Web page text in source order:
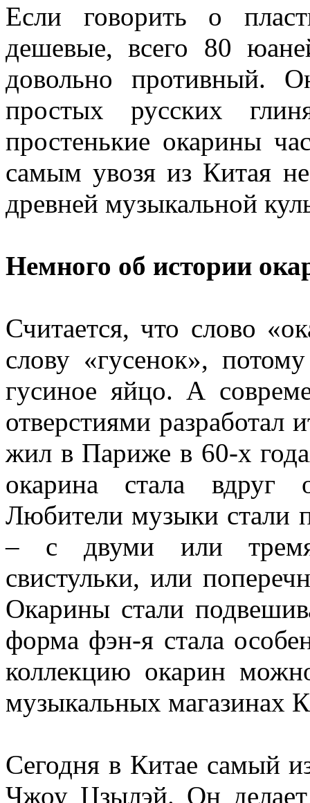
Если говорить о
дешевые, всего 80
довольно противный.
простых русских
простенькие окарины
самым увозя из Китая
древней музыкальной
Немного об истории
Считается, что слово
слову «гусенок»,
гусиное яйцо. А
отверстиями
жил в Париже в 60-х
окарина стала
Любители музыки стали
– с двуми или тремя
свистульки, или
Окарины стали
форма фэн-я стала
коллекцию окарин
музыкальных магазинах
Сегодня в Китае самый
Чжоу Цзылэй. Он делает